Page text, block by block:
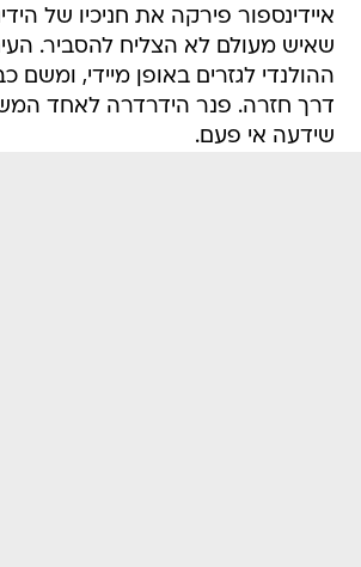
שאיש מעולם לא הצליח להסביר.
ההולנדי לגזרים באופן מיידי, ומשם
דרך חזרה. פנר הידרדרה לאחד
שידעה אי פעם.